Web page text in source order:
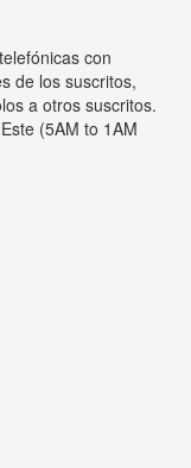
con
de los suscritos,
a otros suscritos.
(5AM to 1AM